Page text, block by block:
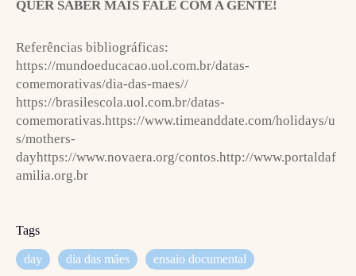
QUER SABER MAIS FALE COM A GENTE!
Referências bibliográficas:
https://mundoeducacao.uol.com.br/datas-
comemorativas/dia-das-maes//
https://brasilescola.uol.com.br/datas-
comemorativas.https://www.timeanddate.com/holidays/u
s/mothers-
dayhttps://www.novaera.org/contos.http://www.portaldaf
amilia.org.br
Tags
day dia das mães ensaio documental